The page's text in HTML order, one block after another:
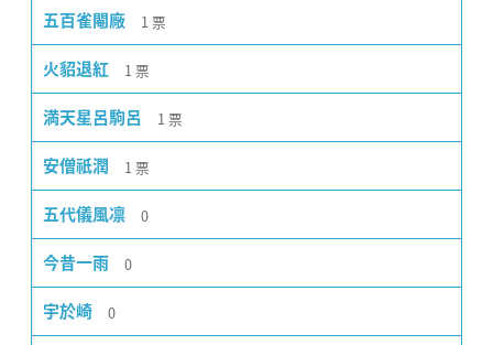
五百雀閹廠 1 票
火貂退紅 1 票
満天星呂駒呂 1 票
安僧祇潤 1 票
五代儀風凛 0
今昔一雨 0
宇於崎 0